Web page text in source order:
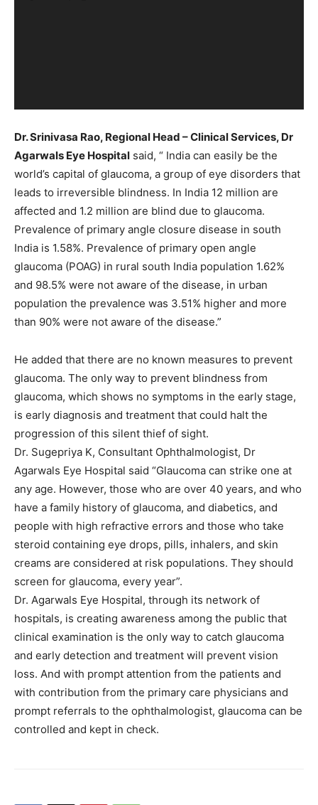
Dr. Srinivasa Rao, Regional Head – Clinical Services, Dr
Agarwals Eye Hospital said, “ India can easily be the
world’s capital of glaucoma, a group of eye disorders that
leads to irreversible blindness. In India 12 million are
affected and 1.2 million are blind due to glaucoma.
Prevalence of primary angle closure disease in south
India is 1.58%. Prevalence of primary open angle
glaucoma (POAG) in rural south India population 1.62%
and 98.5% were not aware of the disease, in urban
population the prevalence was 3.51% higher and more
than 90% were not aware of the disease.”
He added that there are no known measures to prevent
glaucoma. The only way to prevent blindness from
glaucoma, which shows no symptoms in the early stage,
is early diagnosis and treatment that could halt the
progression of this silent thief of sight.
Dr. Sugepriya K, Consultant Ophthalmologist, Dr
Agarwals Eye Hospital said “Glaucoma can strike one at
any age. However, those who are over 40 years, and who
have a family history of glaucoma, and diabetics, and
people with high refractive errors and those who take
steroid containing eye drops, pills, inhalers, and skin
creams are considered at risk populations. They should
screen for glaucoma, every year”.
Dr. Agarwals Eye Hospital, through its network of
hospitals, is creating awareness among the public that
clinical examination is the only way to catch glaucoma
and early detection and treatment will prevent vision
loss. And with prompt attention from the patients and
with contribution from the primary care physicians and
prompt referrals to the ophthalmologist, glaucoma can be
controlled and kept in check.